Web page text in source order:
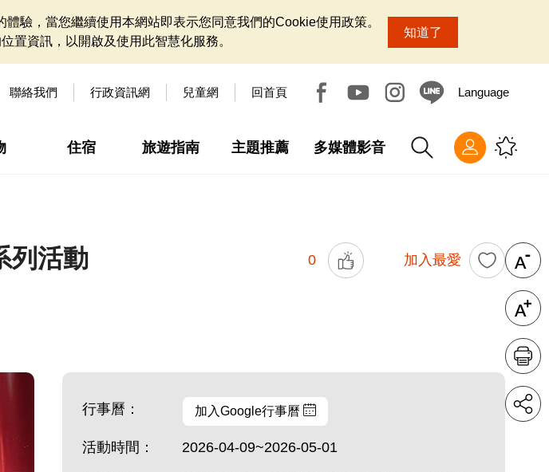
驗，當您繼續使用本網站即表示您同意我們的Cookie使用政策。
置資訊，以開啟及使用此智慧化服務。
知道了
聯絡我們 行政資訊網 兒童網 回首頁 Language
住宿 旅遊指南 主題推薦 多媒體影音
列活動 0 加入最愛
行事曆： 加入Google行事曆
活動時間： 2026-04-09~2026-05-01